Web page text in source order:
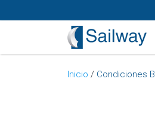
Inicio / Condiciones